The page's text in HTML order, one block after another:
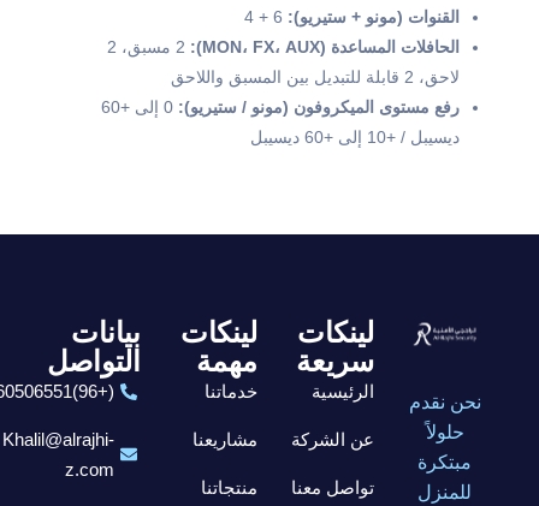
القنوات (مونو + ستيريو):
الحافلات المساعدة (MON، FX، AUX):
2 مسبق، 2
لاحق، 2 قابلة للتبديل بين المسبق واللاحق
رفع مستوى الميكروفون (مونو / ستيريو):
0 إلى +60
ديسيبل / +10 إلى +60 ديسيبل
نحن نقدم
حلولاً
مبتكرة
للمنزل
لينكات
سريعة
الرئيسية
عن الشركة
تواصل معنا
لينكات
مهمة
خدماتنا
مشاريعنا
منتجاتنا
بيانات
التواصل
(+96)6560506551
Khalil@alrajhi-
z.com